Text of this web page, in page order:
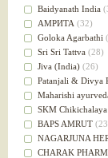
от геморроя(34)
Для Питта доши
Для сердца(32)
Для сосудов
Для полости рта
Дефицит железа
Для лица(31)
Употребление в
Ароматерапия
Baidyanath India
АМРИТА (32)
Goloka Agarbathi
Sri Sri Tattva (28)
Jiva (India) (26)
Patanjali & Divya
Maharishi
SKM Chikichalaya
BAPS AMRUT
NAGARJUNA
CHARAK